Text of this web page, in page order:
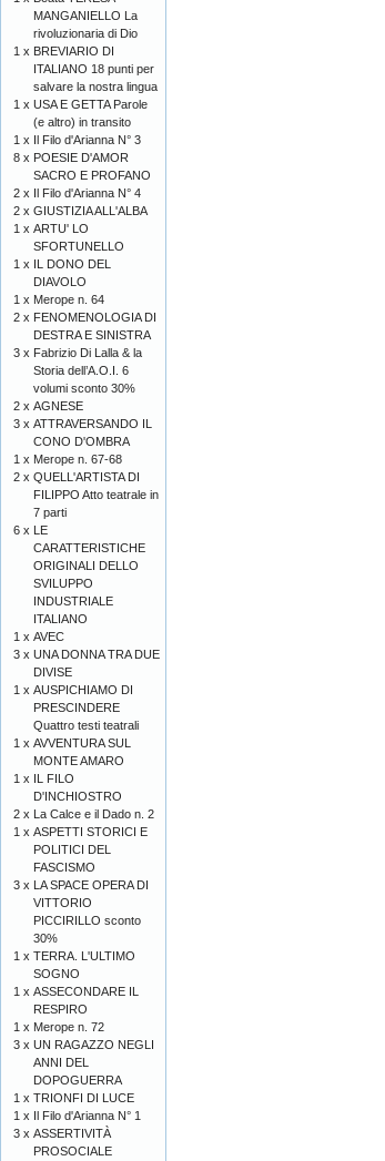
MANGANIELLO La
rivoluzionaria di Dio
1 x BREVIARIO DI
ITALIANO 18 punti per
salvare la nostra lingua
1 x USA E GETTA Parole
(e altro) in transito
1 x Il Filo d'Arianna N° 3
8 x POESIE D'AMOR
SACRO E PROFANO
2 x Il Filo d'Arianna N° 4
2 x GIUSTIZIA ALL'ALBA
1 x ARTU' LO
SFORTUNELLO
1 x IL DONO DEL
DIAVOLO
1 x Merope n. 64
2 x FENOMENOLOGIA DI
DESTRA E SINISTRA
3 x Fabrizio Di Lalla & la
Storia dell’A.O.I. 6
volumi sconto 30%
2 x AGNESE
3 x ATTRAVERSANDO IL
CONO D'OMBRA
1 x Merope n. 67-68
2 x QUELL'ARTISTA DI
FILIPPO Atto teatrale in
7 parti
6 x LE
CARATTERISTICHE
ORIGINALI DELLO
SVILUPPO
INDUSTRIALE
ITALIANO
1 x AVEC
3 x UNA DONNA TRA DUE
DIVISE
1 x AUSPICHIAMO DI
PRESCINDERE
Quattro testi teatrali
1 x AVVENTURA SUL
MONTE AMARO
1 x IL FILO
D'INCHIOSTRO
2 x La Calce e il Dado n. 2
1 x ASPETTI STORICI E
POLITICI DEL
FASCISMO
3 x LA SPACE OPERA DI
VITTORIO
PICCIRILLO sconto
30%
1 x TERRA. L'ULTIMO
SOGNO
1 x ASSECONDARE IL
RESPIRO
1 x Merope n. 72
3 x UN RAGAZZO NEGLI
ANNI DEL
DOPOGUERRA
1 x TRIONFI DI LUCE
1 x Il Filo d'Arianna N° 1
3 x ASSERTIVITÀ
PROSOCIALE